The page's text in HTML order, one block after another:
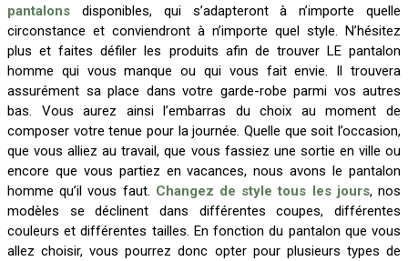
pantalons disponibles, qui s’adapteront à n’importe quelle
circonstance et conviendront à n’importe quel style. N’hésitez
plus et faites défiler les produits afin de trouver LE pantalon
homme qui vous manque ou qui vous fait envie. Il trouvera
assurément sa place dans votre garde-robe parmi vos autres
bas. Vous aurez ainsi l’embarras du choix au moment de
composer votre tenue pour la journée. Quelle que soit l’occasion,
que vous alliez au travail, que vous fassiez une sortie en ville ou
encore que vous partiez en vacances, nous avons le pantalon
homme qu’il vous faut. Changez de style tous les jours, nos
modèles se déclinent dans différentes coupes, différentes
couleurs et différentes tailles. En fonction du pantalon que vous
allez choisir, vous pourrez donc opter pour plusieurs types de